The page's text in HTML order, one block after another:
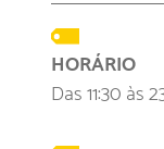
HORÁRIO
Das 11:30 às